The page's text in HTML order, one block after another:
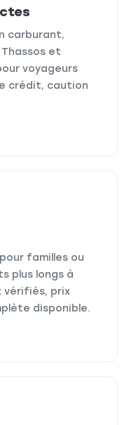
carburant,
et
voyageurs
crédit, caution
familles ou
plus longs à
vérifiés, prix
disponible.